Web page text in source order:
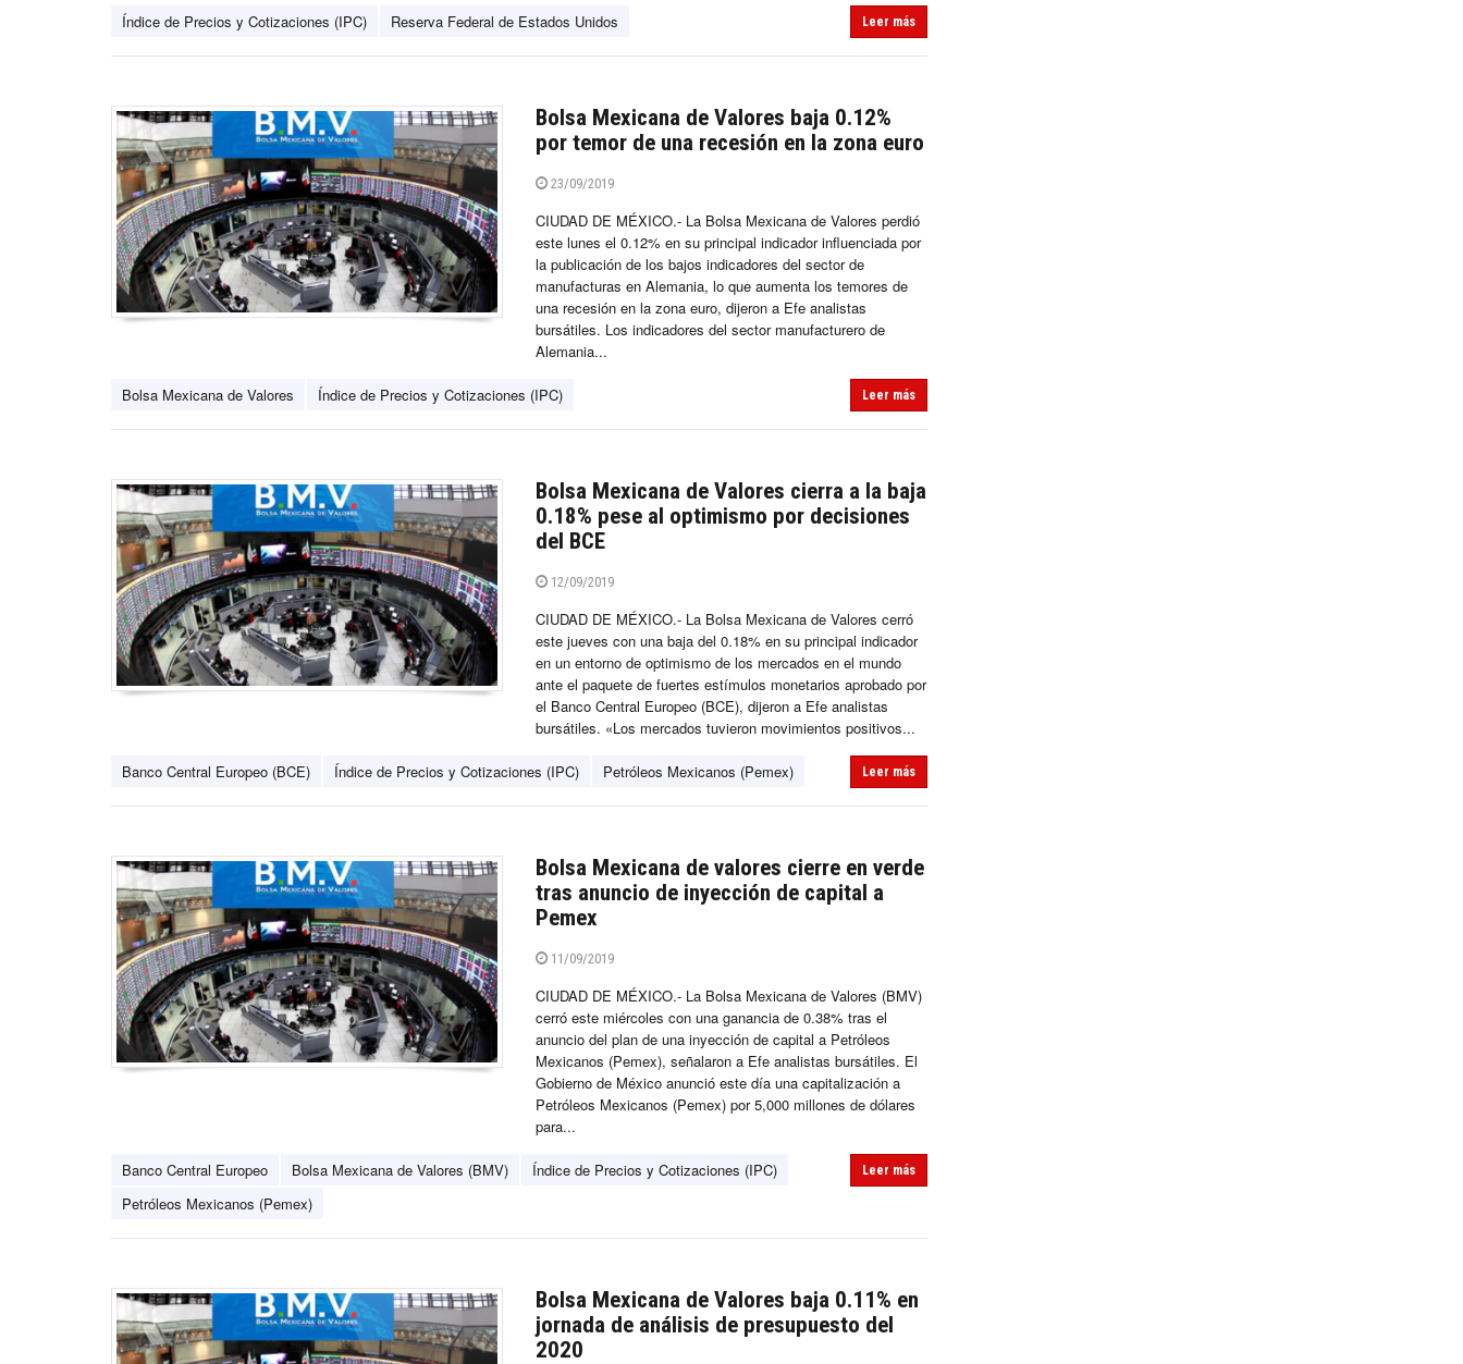
Índice de Precios y Cotizaciones (IPC) Reserva Federal de Estados Unidos Leer más
Bolsa Mexicana de Valores baja 0.12%
por temor de una recesión en la zona euro
23/09/2019
CIUDAD DE MÉXICO.- La Bolsa Mexicana de Valores perdió
este lunes el 0.12% en su principal indicador influenciada por
la publicación de los bajos indicadores del sector de
manufacturas en Alemania, lo que aumenta los temores de
una recesión en la zona euro, dijeron a Efe analistas
bursátiles. Los indicadores del sector manufacturero de
Alemania...
Bolsa Mexicana de Valores Índice de Precios y Cotizaciones (IPC) Leer más
Bolsa Mexicana de Valores cierra a la baja
0.18% pese al optimismo por decisiones
del BCE
12/09/2019
CIUDAD DE MÉXICO.- La Bolsa Mexicana de Valores cerró
este jueves con una baja del 0.18% en su principal indicador
en un entorno de optimismo de los mercados en el mundo
ante el paquete de fuertes estímulos monetarios aprobado por
el Banco Central Europeo (BCE), dijeron a Efe analistas
bursátiles. «Los mercados tuvieron movimientos positivos...
Banco Central Europeo (BCE) Índice de Precios y Cotizaciones (IPC) Petróleos Mexicanos (Pemex) Leer más
Bolsa Mexicana de valores cierre en verde
tras anuncio de inyección de capital a
Pemex
11/09/2019
CIUDAD DE MÉXICO.- La Bolsa Mexicana de Valores (BMV)
cerró este miércoles con una ganancia de 0.38% tras el
anuncio del plan de una inyección de capital a Petróleos
Mexicanos (Pemex), señalaron a Efe analistas bursátiles. El
Gobierno de México anunció este día una capitalización a
Petróleos Mexicanos (Pemex) por 5,000 millones de dólares
para...
Banco Central Europeo Bolsa Mexicana de Valores (BMV)
Índice de Precios y Cotizaciones (IPC)
Petróleos Mexicanos (Pemex)
Leer más
Bolsa Mexicana de Valores baja 0.11% en
jornada de análisis de presupuesto del
2020